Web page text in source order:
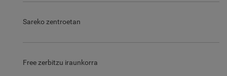
Sareko zentroetan
Free zerbitzu iraunkorra